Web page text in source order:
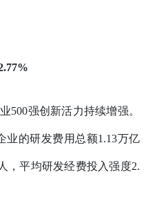
强创新活力持续增强。
业的研发费用总额1.13万亿
，平均研发经费投入强度2.